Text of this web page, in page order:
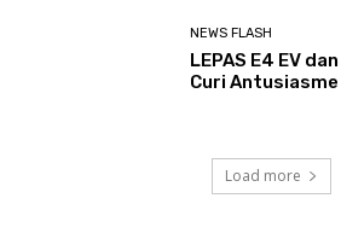
NEWS FLASH
LEPAS E4 EV
Curi Antusiasme
Load more